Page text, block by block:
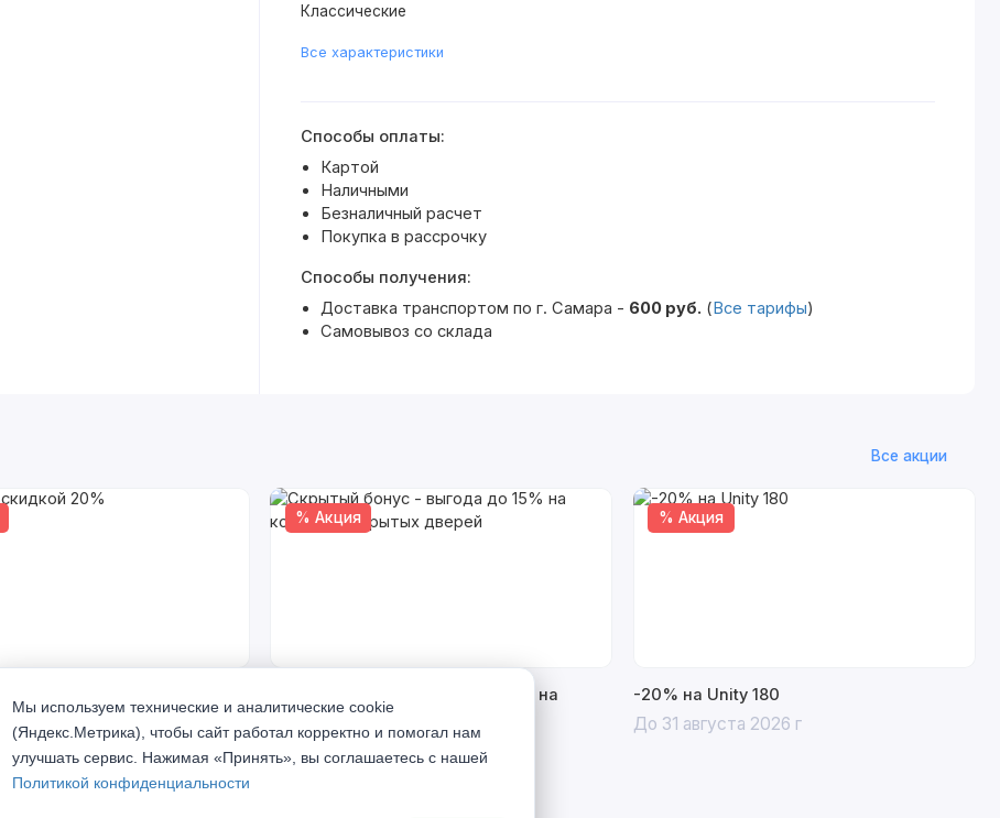
Классические
Все характеристики
Способы оплаты:
Картой
Наличными
Безналичный расчет
Покупка в рассрочку
Способы получения:
Доставка транспортом по г. Самара - 600 руб. (Все тарифы)
Самовывоз со склада
Все акции
20%
2026 г
% Акция
Скрытый бонус - выгода до 15% на
комплект скрытых дверей
До 31 августа 2026 г
% Акция
-20% на Unity 180
До 31 августа 2026 г
Мы используем технические и аналитические cookie
(Яндекс.Метрика), чтобы сайт работал корректно и помогал нам
улучшать сервис. Нажимая «Принять», вы соглашаетесь с нашей
Политикой конфиденциальности